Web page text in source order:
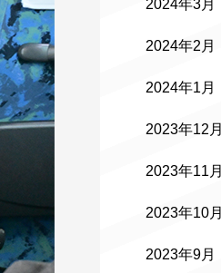
2024年3月
2024年2月
2024年1月
2023年12月
2023年11月
2023年10月
2023年9月